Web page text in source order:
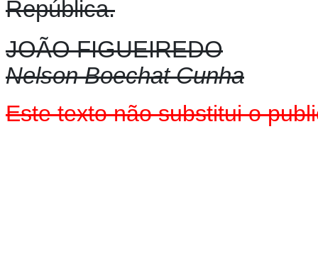
República.
JOÃO FIGUEIREDO
Nelson Boechat Cunha
Este texto não substitui o